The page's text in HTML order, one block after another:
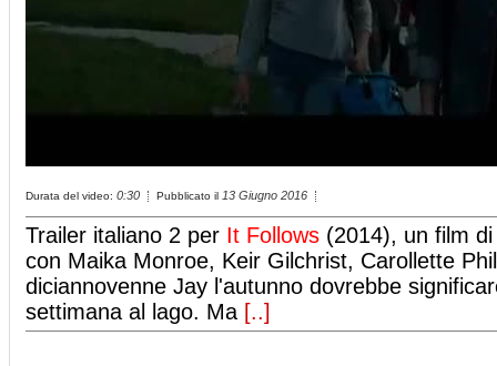
Durata del video: 0:30 Pubblicato il 13 Giugno 2016
Trailer italiano 2 per It Follows (2014), un film
con Maika Monroe, Keir Gilchrist, Carollette
diciannovenne Jay l'autunno dovrebbe
settimana al lago. Ma [..]